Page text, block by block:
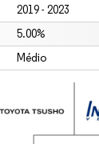
2019 - 2023
5.00%
Médio